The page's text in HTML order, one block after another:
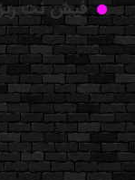
فیش نت